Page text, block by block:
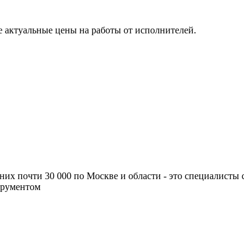
цены на работы от исполнителей.
почти 30 000 по Москве и области - это